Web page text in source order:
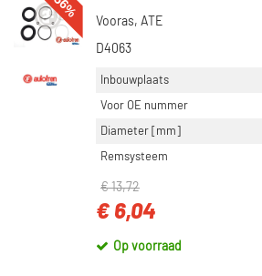
Vooras, ATE
D4063
Inbouwplaats
Voor OE nummer
Diameter [mm]
Remsysteem
€ 13,72
€ 6,04
Op voorraad